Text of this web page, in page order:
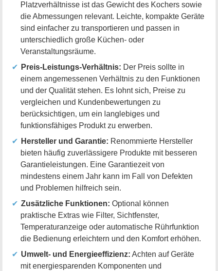
Platzverhältnisse ist das Gewicht des Kochers sowie
die Abmessungen relevant. Leichte, kompakte Geräte
sind einfacher zu transportieren und passen in
unterschiedlich große Küchen- oder
Veranstaltungsräume.
Preis-Leistungs-Verhältnis: Der Preis sollte in
einem angemessenen Verhältnis zu den Funktionen
und der Qualität stehen. Es lohnt sich, Preise zu
vergleichen und Kundenbewertungen zu
berücksichtigen, um ein langlebiges und
funktionsfähiges Produkt zu erwerben.
Hersteller und Garantie: Renommierte Hersteller
bieten häufig zuverlässigere Produkte mit besseren
Garantieleistungen. Eine Garantiezeit von
mindestens einem Jahr kann im Fall von Defekten
und Problemen hilfreich sein.
Zusätzliche Funktionen: Optional können
praktische Extras wie Filter, Sichtfenster,
Temperaturanzeige oder automatische Rührfunktion
die Bedienung erleichtern und den Komfort erhöhen.
Umwelt- und Energieeffizienz: Achten auf Geräte
mit energiesparenden Komponenten und